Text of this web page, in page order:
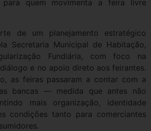
para quem movimenta a feira livre
de um planejamento estratégico
Secretaria Municipal de Habitação,
Fundiária, com foco na
e no apoio direto aos feirantes.
as feiras passaram a contar com a
bancas — medida que antes não
mais organização, identidade
condições tanto para comerciantes